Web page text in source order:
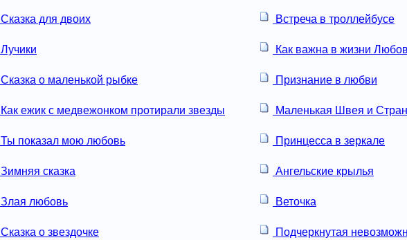
Сказка для двоих Встреча в троллейбусе
Лучики Как важна в жизни
Сказка о маленькой рыбке Признание в любви
Как ежик с медвежонком протирали звезды Маленькая Швея и
Ты показал мою любовь Принцесса в зеркале
Зимняя сказка Ангельские крылья
Злая любовь Веточка
Сказка о звездочке Подчеркнутая